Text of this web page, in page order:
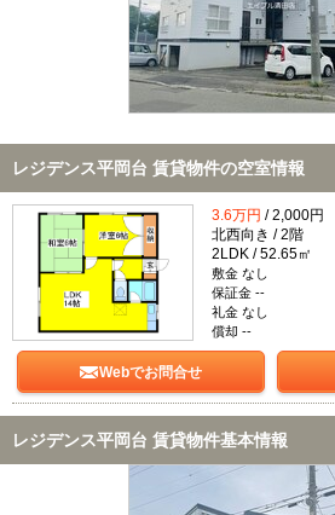
レジデンス平岡台 賃貸物件の空室情報
3.6万円 / 2,000円
北西向き / 2階
2LDK / 52.65㎡
敷金 なし
保証金 --
礼金 なし
償却 --
Webでお問合せ
レジデンス平岡台 賃貸物件基本情報